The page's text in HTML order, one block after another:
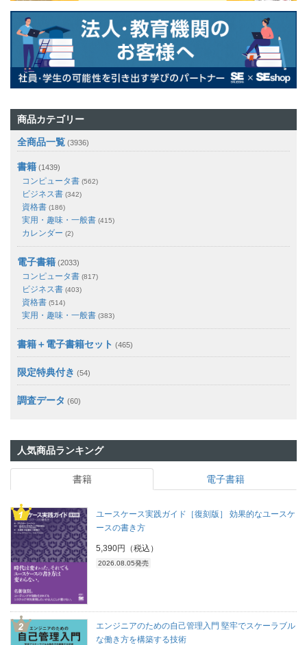
商品カテゴリー
全商品一覧 (3936)
書籍 (1439)
コンピュータ書 (562)
ビジネス書 (342)
資格書 (186)
実用・趣味・一般書 (415)
カレンダー (2)
電子書籍 (2033)
コンピュータ書 (817)
ビジネス書 (403)
資格書 (514)
実用・趣味・一般書 (383)
書籍＋電子書籍セット (465)
限定特典付き (54)
調査データ (60)
人気商品ランキング
書籍 電子書籍
ユースケース実践ガイド［復刻版］ 効果的なユースケ
ースの書き方
5,390円（税込）
2026.08.05発売
エンジニアのための自己管理入門 堅牢でスケーラブル
な働き方を構築する技術